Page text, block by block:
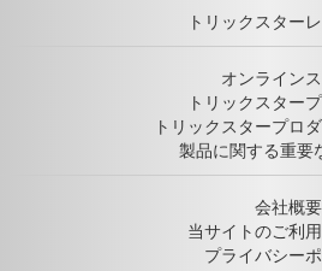
トリックスター
オンライン
トリックスター
トリックスタープロ
製品に関する重要
会社概要
当サイトのご利
プライバシー